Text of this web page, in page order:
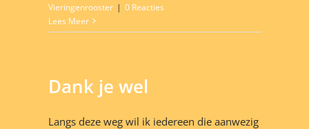
Vieringenrooster | 0 Reacties
Lees Meer
Dank je wel
Langs deze weg wil ik iedereen die aanwezig